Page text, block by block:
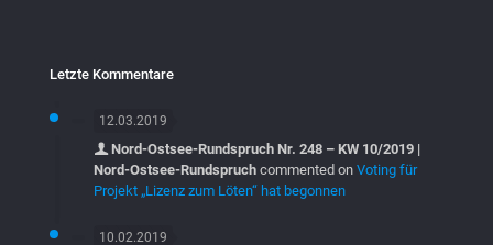
Letzte Kommentare
12.03.2019
Nord-Ostsee-Rundspruch Nr. 248 – KW 10/2019 |
Nord-Ostsee-Rundspruch commented on Voting für
Projekt „Lizenz zum Löten“ hat begonnen
10.02.2019